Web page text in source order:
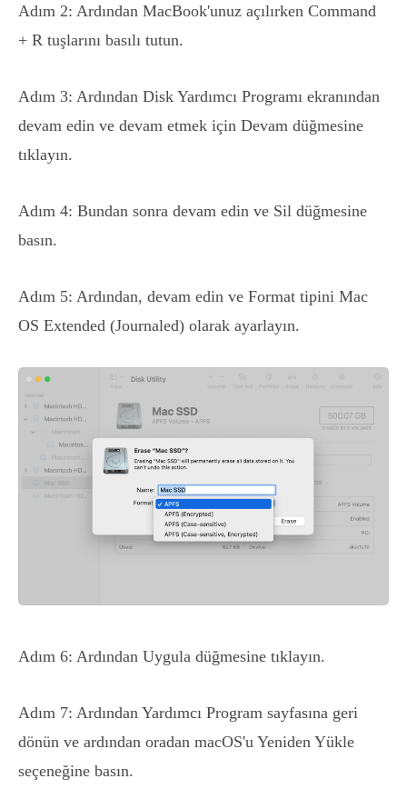
Adım 2: Ardından MacBook'unuz açılırken Command
+ R tuşlarını basılı tutun.
Adım 3: Ardından Disk Yardımcı Programı ekranından
devam edin ve devam etmek için Devam düğmesine
tıklayın.
Adım 4: Bundan sonra devam edin ve Sil düğmesine
basın.
Adım 5: Ardından, devam edin ve Format tipini Mac
OS Extended (Journaled) olarak ayarlayın.
Adım 6: Ardından Uygula düğmesine tıklayın.
Adım 7: Ardından Yardımcı Program sayfasına geri
dönün ve ardından oradan macOS'u Yeniden Yükle
seçeneğine basın.